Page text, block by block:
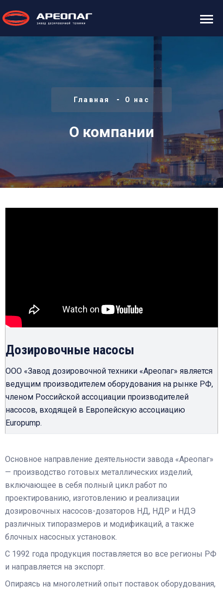
Главная О нас
О компании
Дозировочные насосы
ООО «Завод дозировочной техники «Ареопаг» является
ведущим производителем оборудования на рынке РФ,
членом Российской ассоциации производителей
насосов, входящей в Европейскую ассоциацию
Europump.
Основное направление деятельности завода «Ареопаг»
— производство готовых металлических изделий,
включающее в себя полный цикл работ по
проектированию, изготовлению и реализации
дозировочных насосов-дозаторов НД, НДР и НДЭ
различных типоразмеров и модификаций, а также
блочных насосных установок.
С 1992 года продукция поставляется во все регионы РФ
и направляется на экспорт.
Опираясь на многолетний опыт поставок оборудования,